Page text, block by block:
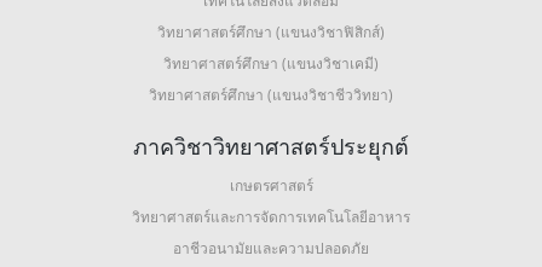
วิทยาศาสตร์ศึกษา (แขนงวิชาฟิสิกส์)
วิทยาศาสตร์ศึกษา (แขนงวิชาเคมี)
วิทยาศาสตร์ศึกษา (แขนงวิชาชีววิทยา)
ภาควิชาวิทยาศาสตร์ประยุกต์
เกษตรศาสตร์
วิทยาศาสตร์และการจัดการเทคโนโลยีอาหาร
อาชีวอนามัยและความปลอดภัย